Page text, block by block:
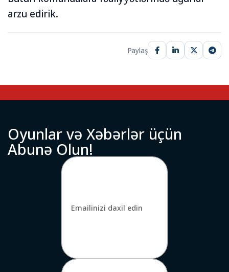
arzu edirik.
Paylaş
Oyunlarvə Xəbərlər üçün
Abunə Olun!